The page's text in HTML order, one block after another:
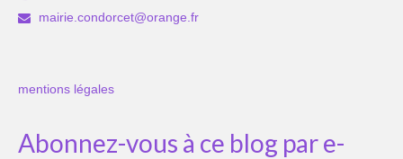
mairie.condorcet@orange.fr
mentions légales
Abonnez-vous à ce blog par e-